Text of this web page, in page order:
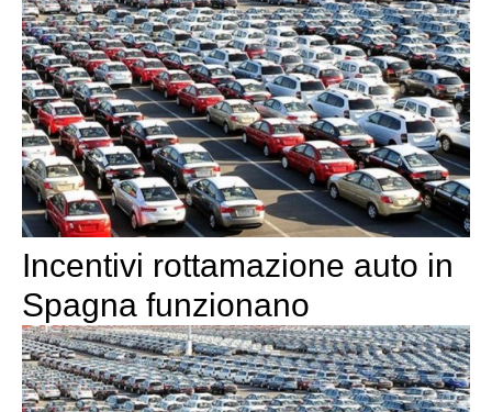
Incentivi rottamazione auto in
Spagna funzionano